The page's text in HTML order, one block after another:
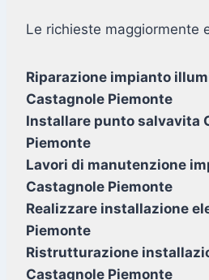
Le richieste maggiormente
Riparazione impianto
Castagnole Piemonte
Installare punto salvavita
Piemonte
Lavori di manutenzione
Castagnole Piemonte
Realizzare installazione
Piemonte
Ristrutturazione
Castagnole Piemonte